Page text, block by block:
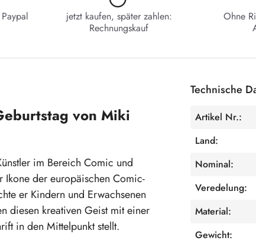
jetzt kaufen, später zahlen:
Rechnungskauf
Ohne
von Miki
im Bereich Comic und
der europäischen Comic-
er Kindern und Erwachsenen
diesen kreativen Geist mit einer
in den Mittelpunkt stellt.
Technische
Artikel Nr.:
Land:
Nominal:
Veredelung:
Material:
Gewicht: